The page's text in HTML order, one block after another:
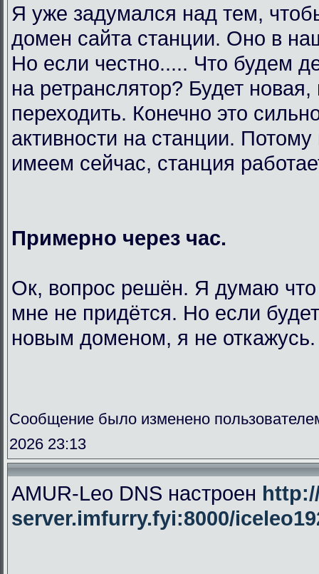
Я уже задумался над тем,
домен сайта станции. Оно в
Но если честно..... Что будем
на ретранслятор? Будет
переходить. Конечно это
активности на станции. Потому
имеем сейчас, станция
Примерно через час.
Ок, вопрос решён. Я думаю что
мне не придётся. Но если
новым доменом, я не откажусь.
Сообщение было изменено
2026 23:13
AMUR-Leo DNS настроен
server.imfurry.fyi:8000/